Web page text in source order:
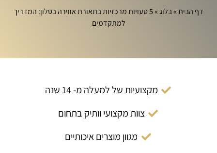
דף הבית»בלוג»
5 טעויות מרכזיות בתאורת אווירה בסלון: המדריך
למתקדמים
מקצועיות של למעלה מ- 14 שנה
צוות מקצועי וותיק בתחום
מגוון מוצרים איכותיים